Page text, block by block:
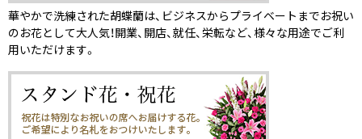
華やかで洗練された胡蝶蘭は、ビジネスからプライベートまでお祝い
のお花として大人気！開業、開店、就任、栄転など、様々な用途でご利
用いただけます。